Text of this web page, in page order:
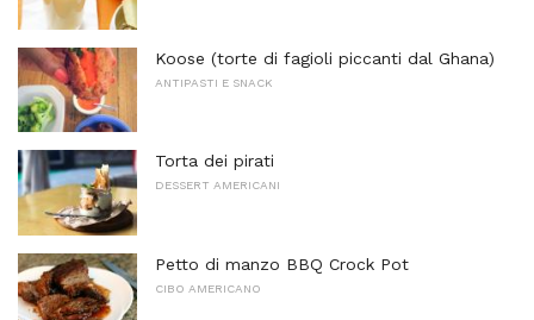
Koose (torte di fagioli piccanti dal Ghana)
ANTIPASTI E SNACK
Torta dei pirati
DESSERT AMERICANI
Petto di manzo BBQ Crock Pot
CIBO AMERICANO